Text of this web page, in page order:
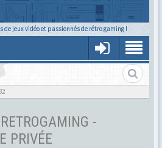
de jeux vidéo et passionnés de rétro gaming !
-
PRIVÉE